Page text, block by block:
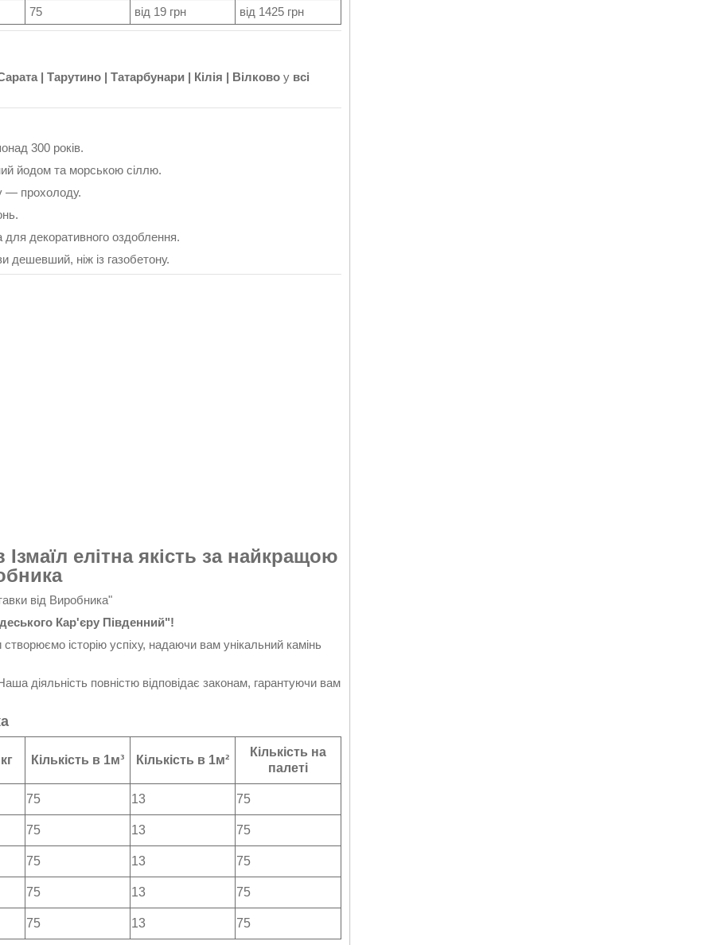
75
від 19 грн від 1425 грн
| Тарутино | Татарбунари | Кілія | Вілково у всі
300 років.
йодом та морською сіллю.
— прохолоду.
для декоративного оздоблення.
дешевший, ніж із газобетону.
елітна якість за найкращою
від Виробника"
Кар'єру Південний"!
історію успіху, надаючи вам унікальний камінь
діяльність повністю відповідає законам, гарантуючи вам
Кількість в 1м³ Кількість в 1м²
Кількість на
палеті
75 13 75
75 13 75
75 13 75
75 13 75
75 13 75